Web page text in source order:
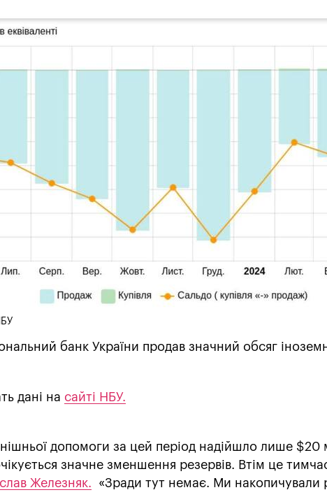
банк України продав значний обсяг
дані на сайті НБУ.
допомоги за цей період надійшло лише $20
значне зменшення резервів. Втім це
Железняк. «Зради тут немає. Ми накопичували